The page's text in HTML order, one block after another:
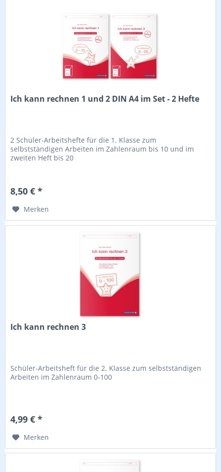
Ich kann rechnen 1 und 2 DIN A4 im Set - 2 Hefte
2 Schüler-Arbeitshefte für die 1. Klasse zum
selbstständigen Arbeiten im Zahlenraum bis 10 und im
zweiten Heft bis 20
8,50 € *
Merken
Ich kann rechnen 3
Schüler-Arbeitsheft für die 2. Klasse zum selbstständigen
Arbeiten im Zahlenraum 0-100
4,99 € *
Merken